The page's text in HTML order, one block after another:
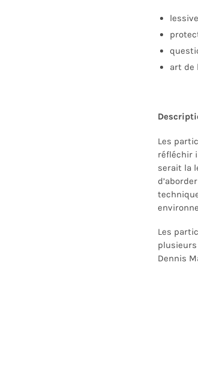
lessive
art de
Les
réfléchir
serait la
Les
Dennis